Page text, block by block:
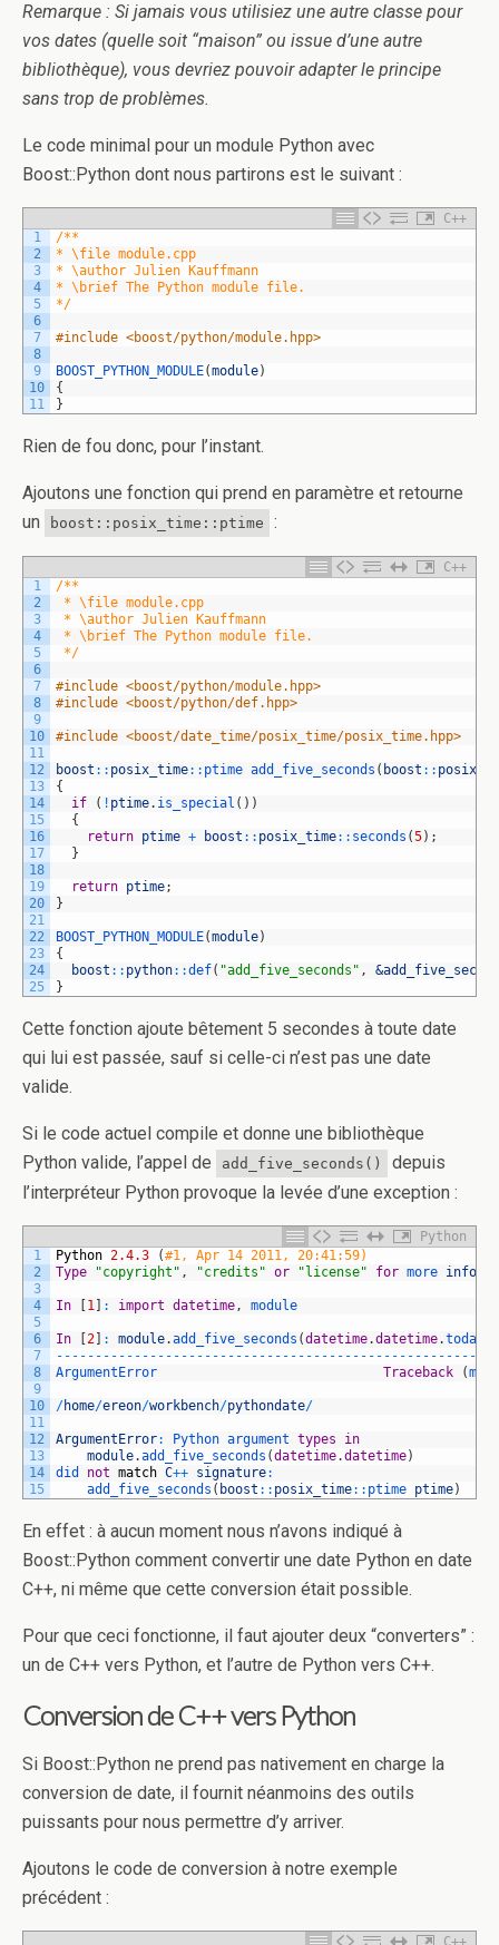
Remarque : Si jamais vous utilisiez une autre classe pour
vos dates (quelle soit “maison” ou issue d’une autre
bibliothèque), vous devriez pouvoir adapter le principe
sans trop de problèmes.
Le code minimal pour un module Python avec
Boost::Python dont nous partirons est le suivant :
C++
1
2
3
4
5
6
7
8
9
10
11
/**
* \file module.cpp
* \author Julien Kauffmann
* \brief The Python module file.
*/
#include <boost/python/module.hpp>
BOOST_PYTHON_MODULE(module)
{
}
Rien de fou donc, pour l’instant.
Ajoutons une fonction qui prend en paramètre et retourne
un
boost::posix_time::ptime :
C++
1
2
3
4
5
6
7
8
9
10
11
12
13
14
15
16
17
18
19
20
21
22
23
24
25
/**
* \file module.cpp
* \author Julien Kauffmann
* \brief The Python module file.
*/
#include <boost/python/module.hpp>
#include <boost/python/def.hpp>
#include <boost/date_time/posix_time/posix_time.hpp>
boost :: posix_time:: ptime add_five_seconds ( boost ::
{
if
( ! ptime. is_special ( ) )
{
return ptime + boost :: posix_time:: seconds (5) ;
}
return ptime;
}
BOOST_PYTHON_MODULE(module)
{
boost :: python::def( "add_five_seconds" ,
}
Cette fonction ajoute bêtement 5 secondes à toute date
qui lui est passée, sauf si celle-ci n’est pas une date
valide.
Si le code actuel compile et donne une bibliothèque
Python valide, l’appel de
add_five_seconds()
depuis
l’interpréteur Python provoque la levée d’une exception :
Python
1
2
3
4
5
6
7
8
9
10
11
12
13
14
15
Python 2.4.3 (#1, Apr 14 2011, 20:41:59)
Type
"copyright" , "credits" or "license" for more
In 1 : import datetime, module
In 2 : module.add_five_seconds (datetime.datetime.today
-- -- -- -- -- -- -- -- -- -- -- -- -- -- -- -- -- -- -- -- -- -- -- -- -- -- --
ArgumentError Traceback (
/home/ereon/workbench/pythondate/
ArgumentError: Python argument types
in
module.add_five_seconds (datetime.datetime)
did not match C++ signature:
add_five_seconds ( boost :: posix_time:: ptime ptime)
En effet : à aucun moment nous n’avons indiqué à
Boost::Python comment convertir une date Python en date
C++, ni même que cette conversion était possible.
Pour que ceci fonctionne, il faut ajouter deux “converters” :
un de C++ vers Python, et l’autre de Python vers C++.
Conversion de C++ vers Python
Si Boost::Python ne prend pas nativement en charge la
conversion de date, il fournit néanmoins des outils
puissants pour nous permettre d’y arriver.
Ajoutons le code de conversion à notre exemple
précédent :
C++